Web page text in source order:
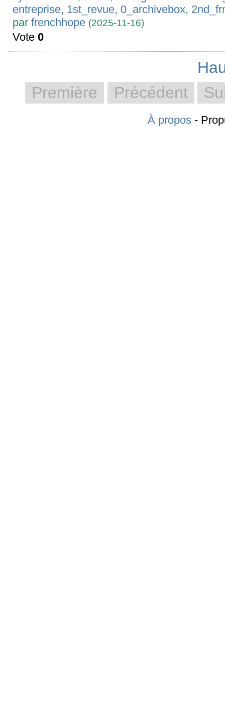
entreprise, 1st_revue,0_archivebox,
parfrenchhope (2025-11-16)
Vote0
Première
Précédent
À propos-